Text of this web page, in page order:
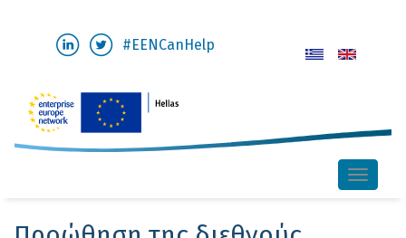
περιεχόμενο
#EENCanHelp
Toggle